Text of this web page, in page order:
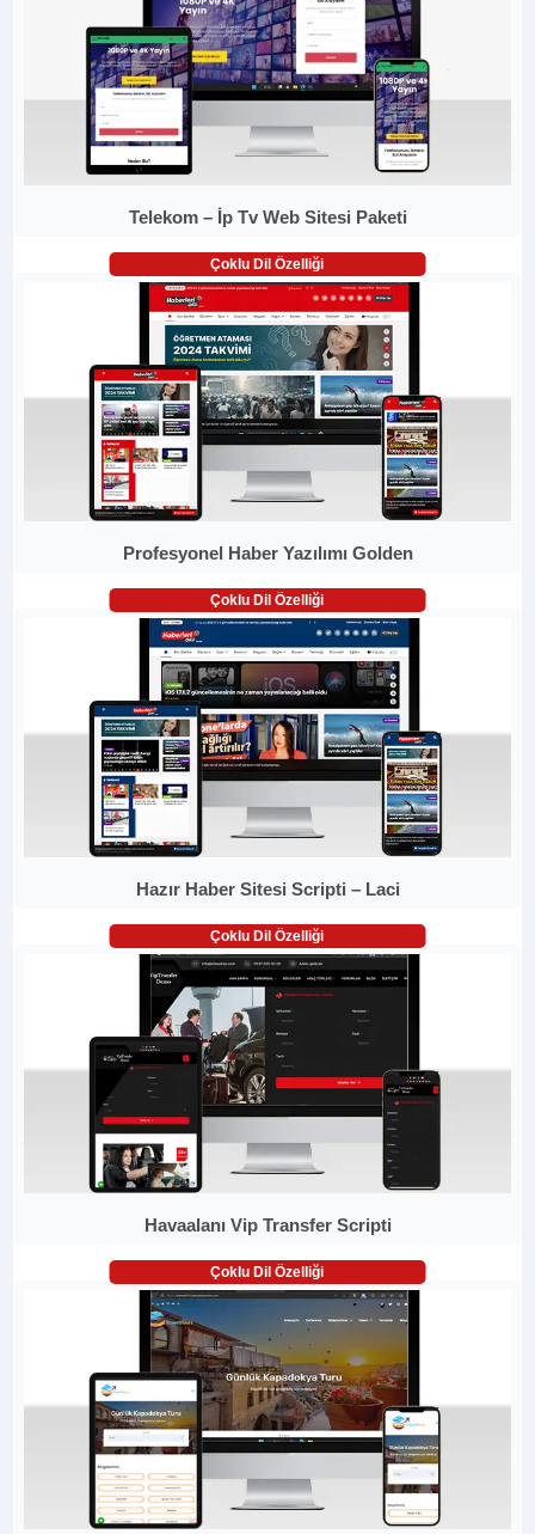
Telekom – İp Tv Web Sitesi Paketi
Çoklu Dil Özelliği
Profesyonel Haber Yazılımı Golden
Çoklu Dil Özelliği
Hazır Haber Sitesi Scripti – Laci
Çoklu Dil Özelliği
Havaalanı Vip Transfer Scripti
Çoklu Dil Özelliği